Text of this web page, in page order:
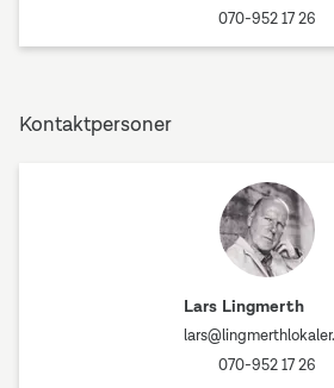
070-952 17 26
Kontaktpersoner
Lars Lingmerth
070-952 17 26